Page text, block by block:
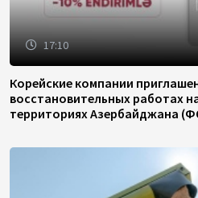
17:10
Корейские компании
восстановительных работах
территориях Азербайджана